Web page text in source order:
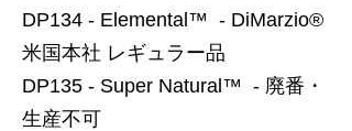
DP134 - Elemental™ - DiMarzio®
米国本社 レギュラー品
DP135 - Super Natural™ - 廃番・
生産不可